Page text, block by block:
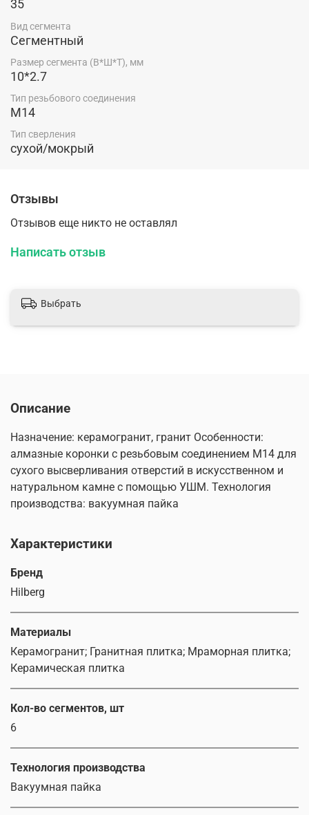
35
Вид сегмента
Сегментный
Размер сегмента (В*Ш*Т), мм
10*2.7
Тип резьбового соединения
M14
Тип сверления
сухой/мокрый
Отзывы
Отзывов еще никто не оставлял
Написать отзыв
Выбрать
Описание
Назначение: керамогранит, гранит Особенности:
алмазные коронки с резьбовым соединением М14 для
сухого высверливания отверстий в искусственном и
натуральном камне с помощью УШМ. Технология
производства: вакуумная пайка
Характеристики
Бренд
Hilberg
Материалы
Керамогранит; Гранитная плитка; Мраморная плитка;
Керамическая плитка
Кол-во сегментов, шт
6
Технология производства
Вакуумная пайка